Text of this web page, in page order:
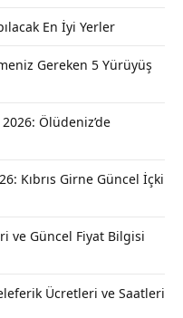
En İyi Yerler
Gereken 5 Yürüyüş
Ölüdeniz’de
Kıbrıs Girne Güncel İçki
ve Güncel Fiyat Bilgisi
Ücretleri ve Saatleri